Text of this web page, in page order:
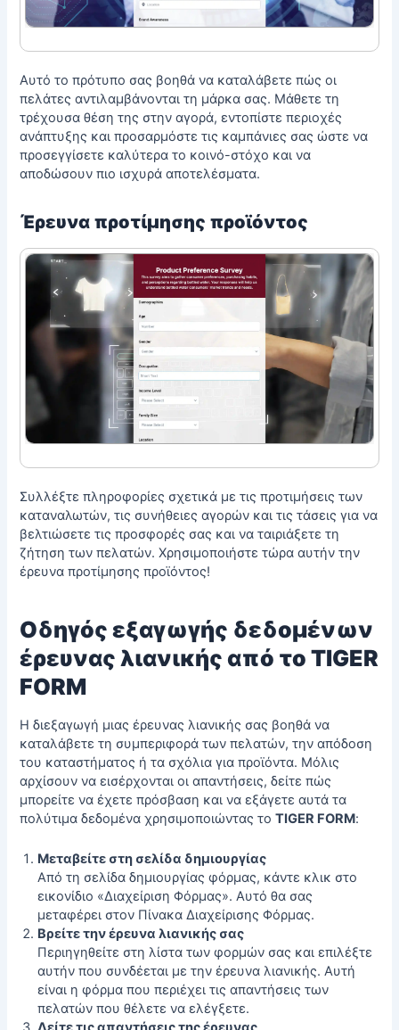
Αυτό το πρότυπο σας βοηθά να καταλάβετε πώς οι
πελάτες αντιλαμβάνονται τη μάρκα σας. Μάθετε τη
τρέχουσα θέση της στην αγορά, εντοπίστε περιοχές
ανάπτυξης και προσαρμόστε τις καμπάνιες σας ώστε να
προσεγγίσετε καλύτερα το κοινό-στόχο και να
αποδώσουν πιο ισχυρά αποτελέσματα.
Έρευνα προτίμησης προϊόντος
Συλλέξτε πληροφορίες σχετικά με τις προτιμήσεις των
καταναλωτών, τις συνήθειες αγορών και τις τάσεις για να
βελτιώσετε τις προσφορές σας και να ταιριάξετε τη
ζήτηση των πελατών. Χρησιμοποιήστε τώρα αυτήν την
έρευνα προτίμησης προϊόντος!
Οδηγός εξαγωγής δεδομένων
έρευνας λιανικής από το TIGER
FORM
Η διεξαγωγή μιας έρευνας λιανικής σας βοηθά να
καταλάβετε τη συμπεριφορά των πελατών, την απόδοση
του καταστήματος ή τα σχόλια για προϊόντα. Μόλις
αρχίσουν να εισέρχονται οι απαντήσεις, δείτε πώς
μπορείτε να έχετε πρόσβαση και να εξάγετε αυτά τα
πολύτιμα δεδομένα χρησιμοποιώντας τοTIGER FORM:
Μεταβείτε στη σελίδα δημιουργίας
Από τη σελίδα δημιουργίας φόρμας, κάντε κλικ στο
εικονίδιο «Διαχείριση Φόρμας». Αυτό θα σας
μεταφέρει στον Πίνακα Διαχείρισης Φόρμας.
Βρείτε την έρευνα λιανικής σας
Περιηγηθείτε στη λίστα των φορμών σας και επιλέξτε
αυτήν που συνδέεται με την έρευνα λιανικής. Αυτή
είναι η φόρμα που περιέχει τις απαντήσεις των
πελατών που θέλετε να ελέγξετε.